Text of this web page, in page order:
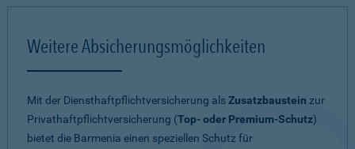
Weitere Absicherungsmöglichkeiten
Mit der Diensthaftpflichtversicherung alsZusatzbaustein zur
Privathaftpflichtversicherung (Top- oder Premium-Schutz)
bietet die Barmenia einen speziellen Schutz für